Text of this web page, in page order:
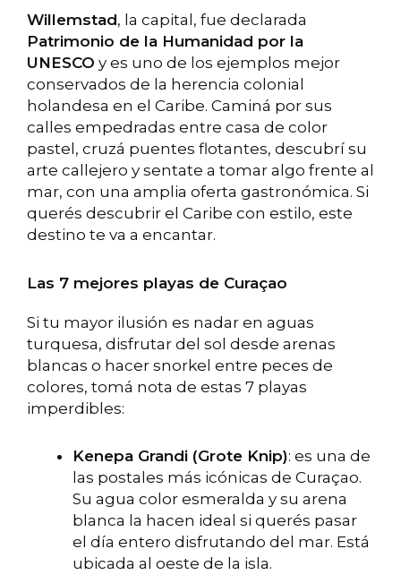
Willemstad, la capital, fue declarada
Patrimonio de la Humanidad por la
UNESCO y es uno de los ejemplos mejor
conservados de la herencia colonial
holandesa en el Caribe. Caminá por sus
calles empedradas entre casa de color
pastel, cruzá puentes flotantes, descubrí su
arte callejero y sentate a tomar algo frente al
mar, con una amplia oferta gastronómica. Si
querés descubrir el Caribe con estilo, este
destino te va a encantar.
Las 7 mejores playas de Curaçao
Si tu mayor ilusión es nadar en aguas
turquesa, disfrutar del sol desde arenas
blancas o hacer snorkel entre peces de
colores, tomá nota de estas 7 playas
imperdibles:
Kenepa Grandi (Grote Knip): es una de
las postales más icónicas de Curaçao.
Su agua color esmeralda y su arena
blanca la hacen ideal si querés pasar
el día entero disfrutando del mar. Está
ubicada al oeste de la isla.